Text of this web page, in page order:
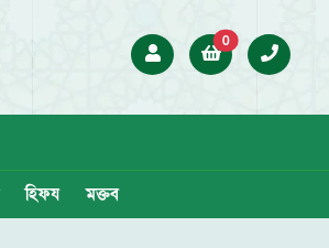
0
হিফয মক্তব